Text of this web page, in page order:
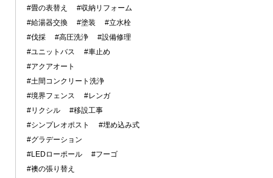
#畳の表替え
#収納リフォーム
#給湯器交換
#塗装
#立水栓
#伐採
#高圧洗浄
#設備修理
#ユニットバス
#車止め
#アクアオート
#土間コンクリート洗浄
#境界フェンス
#レンガ
#リクシル
#移設工事
#シンプレオポスト
#埋め込み式
#グラデーション
#LEDローポール
#フーゴ
#襖の張り替え